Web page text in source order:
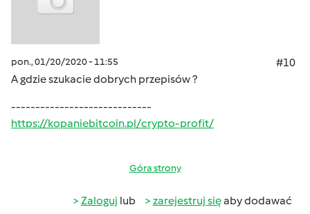
pon., 01/20/2020 - 11:55
#10
A gdzie szukacie dobrych przepisów ?
-----------------------------
https://kopaniebitcoin.pl/crypto-profit/
Góra strony
Zaloguj lub zarejestruj sięaby dodawać